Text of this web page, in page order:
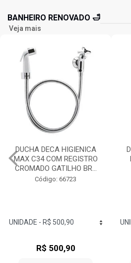
BANHEIRO RENOVADO 🛁
Veja mais
DUCHA DECA HIGIENICA
LINK COM DERIVAÇÃO
COM REGISTRO
CROMADO...
R$ 442,53